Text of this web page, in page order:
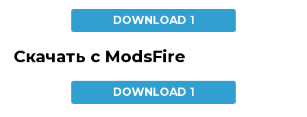
DOWNLOAD 1
Скачать с ModsFire
DOWNLOAD 1